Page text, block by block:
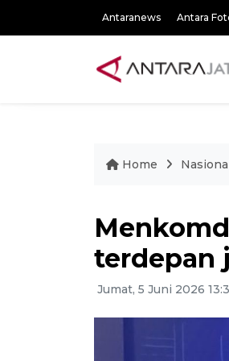
Antaranews Antara
Home
terdepan
Jumat, 5 Juni 2026